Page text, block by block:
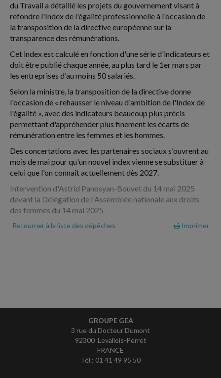
du Travail a détaillé les projets du gouvernement visant à
refondre l'Index de l'égalité professionnelle à l'occasion de
la transposition de la directive européenne sur la
transparence des rémunérations.
Cet index est calculé en fonction d'une série d'indicateurs et
doit être publié chaque année, au plus tard le 1er mars par
les entreprises d'au moins 50 salariés.
Selon la ministre, la transposition de la directive donne
l'occasion de « rehausser le niveau d'ambition de l'Index de
l'égalité », avec des indicateurs beaucoup plus précis
permettant d'appréhender plus finement les écarts de
rémunération entre les femmes et les hommes.
Des concertations avec les partenaires sociaux s'ouvrent au
mois de mai pour qu'un nouvel index vienne se substituer à
celui que l'on connaît actuellement dès 2027.
Intervention d'Astrid Panosyan-Bouvet du 14 mai 2025
devant la Délégation de l'Assemblée nationale aux droits
des femmes du 14 mai 2025
Retourner à la liste des dépêches Imprimer
GROUPE GEA
3 rue du Docteur Dumont
92300 Levallois-Perret
FRANCE
Tél : 01 41 49 95 50